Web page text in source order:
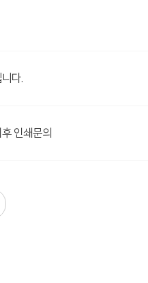
다.
인쇄문의